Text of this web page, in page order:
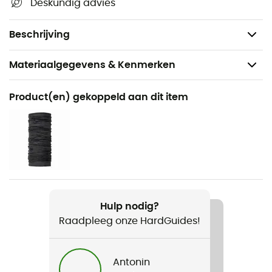
Deskundig advies
Beschrijving
Gewicht: 507 g
Materiaalgegevens & Kenmerken
Aanbevolen voor
Wandelen / Dagelijks Leven
Heren
Gewicht
Classic Retro-X® Fleece Vest
Product(en) gekoppeld aan dit item
Hulp nodig?
Raadpleeg onze HardGuides!
Antonin